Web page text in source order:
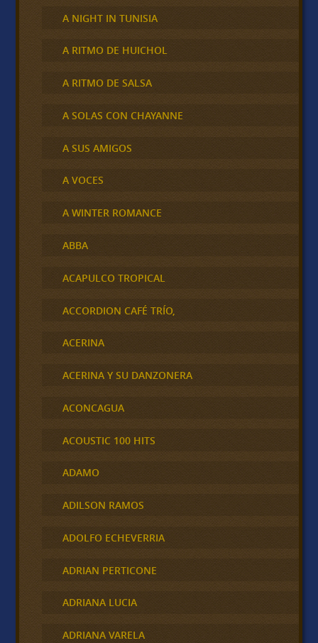
A NIGHT IN TUNISIA
A RITMO DE HUICHOL
A RITMO DE SALSA
A SOLAS CON CHAYANNE
A SUS AMIGOS
A VOCES
A WINTER ROMANCE
ABBA
ACAPULCO TROPICAL
ACCORDION CAFÉ TRÍO,
ACERINA
ACERINA Y SU DANZONERA
ACONCAGUA
ACOUSTIC 100 HITS
ADAMO
ADILSON RAMOS
ADOLFO ECHEVERRIA
ADRIAN PERTICONE
ADRIANA LUCIA
ADRIANA VARELA